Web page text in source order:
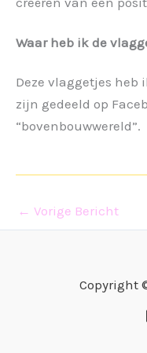
Waar heb ik de
Deze vlaggetjes heb
zijn gedeeld op
“bovenbouwwereld”.
← Vorige Bericht
Copyright